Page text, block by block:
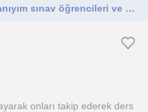
Öğrenci koçu ve eğitim danışmanıyım sınav öğrencileri ve diğer öğrencilere bu konuda yardımcı olurum.
onları takip ederek ders